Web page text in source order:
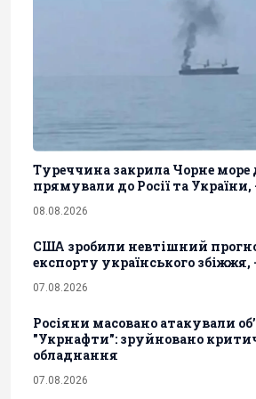
Туреччина закрила Чорне
прямували до Росії та України,
08.08.2026
США зробили невтішний
експорту українського збіжжя,
07.08.2026
Росіяни масовано атакували
"Укрнафти": зруйновано
обладнання
07.08.2026